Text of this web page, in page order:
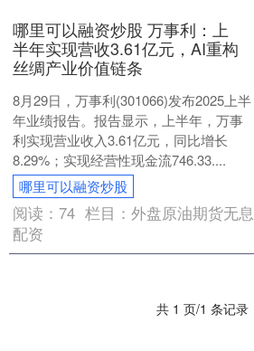
哪里可以融资炒股 万事利：上
半年实现营收3.61亿元，AI重构
丝绸产业价值链条
8月29日，万事利(301066)发布2025上半
年业绩报告。报告显示，上半年，万事
利实现营业收入3.61亿元，同比增长
8.29%；实现经营性现金流746.33....
哪里可以融资炒股
阅读：74 栏目：外盘原油期货无息
配资
共 1 页/1 条记录